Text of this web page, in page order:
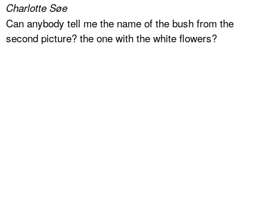
Charlotte Søe
Can anybody tell me the name of the bush from the
second picture? the one with the white flowers?